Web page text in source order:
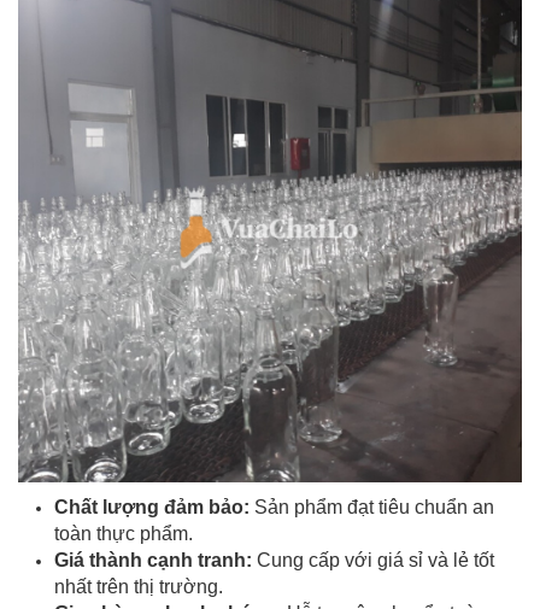
Chất lượng đảm bảo: Sản phẩm đạt tiêu chuẩn an
toàn thực phẩm.
Giá thành cạnh tranh: Cung cấp với giá sỉ và lẻ tốt
nhất trên thị trường.